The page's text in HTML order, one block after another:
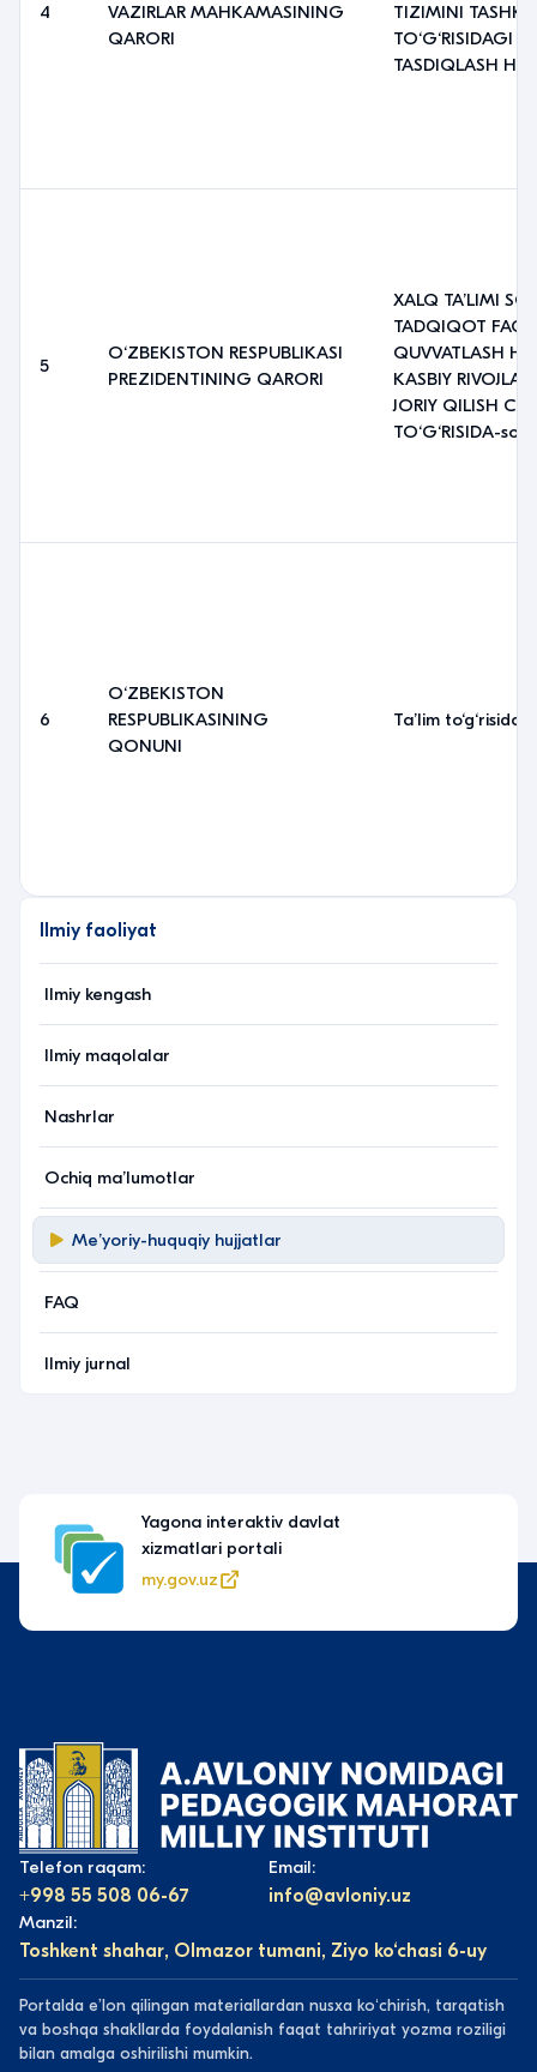
4
VAZIRLAR MAHKAMASINING
QARORI
TIZIMINI
TO‘G‘RISIDAGI
TASDIQLASH
5
O‘ZBEKISTON RESPUBLIKASI
PREZIDENTINING QARORI
XALQ TAʼLIMI
TADQIQOT
QUVVATLASH
KASBIY
JORIY QILISH
TO‘G‘RISIDA-son
6
O‘ZBEKISTON
RESPUBLIKASINING
QONUNI
Taʼlim
Ilmiy faoliyat
Ilmiy kengash
Ilmiy maqolalar
Nashrlar
Ochiq maʼlumotlar
Meʼyoriy-huquqiy hujjatlar
FAQ
Ilmiy jurnal
Yagona interaktiv davlat
xizmatlari portali
my.gov.uz
Telefon raqam:
+998 55 508 06-67
Email:
info@avloniy.uz
Manzil:
Toshkent shahar, Olmazor tumani, Ziyo ko‘chasi 6-uy
Portalda eʼlon qilingan materiallardan nusxa koʻchirish, tarqatish
va boshqa shakllarda foydalanish faqat tahririyat yozma roziligi
bilan amalga oshirilishi mumkin.